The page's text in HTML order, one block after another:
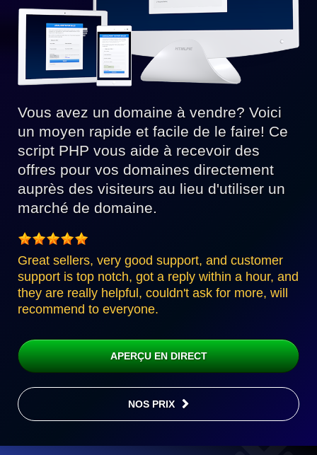
Vous avez un domaine à vendre? Voici
un moyen rapide et facile de le faire! Ce
script PHP vous aide à recevoir des
offres pour vos domaines directement
auprès des visiteurs au lieu d'utiliser un
marché de domaine.
Great sellers, very good support, and customer
support is top notch, got a reply within a hour, and
they are really helpful, couldn't ask for more, will
recommend to everyone.
APERÇU EN DIRECT
NOS PRIX